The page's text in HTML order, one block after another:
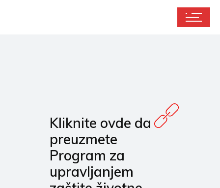
Kliknite ovde da
preuzmete
Program za
upravljanjem